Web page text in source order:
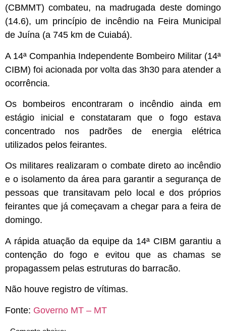
(CBMMT) combateu, na madrugada deste domingo
(14.6), um princípio de incêndio na Feira Municipal
de Juína (a 745 km de Cuiabá).
A 14ª Companhia Independente Bombeiro Militar (14ª
CIBM) foi acionada por volta das 3h30 para atender a
ocorrência.
Os bombeiros encontraram o incêndio ainda em
estágio inicial e constataram que o fogo estava
concentrado nos padrões de energia elétrica
utilizados pelos feirantes.
Os militares realizaram o combate direto ao incêndio
e o isolamento da área para garantir a segurança de
pessoas que transitavam pelo local e dos próprios
feirantes que já começavam a chegar para a feira de
domingo.
A rápida atuação da equipe da 14ª CIBM garantiu a
contenção do fogo e evitou que as chamas se
propagassem pelas estruturas do barracão.
Não houve registro de vítimas.
Fonte: Governo MT – MT